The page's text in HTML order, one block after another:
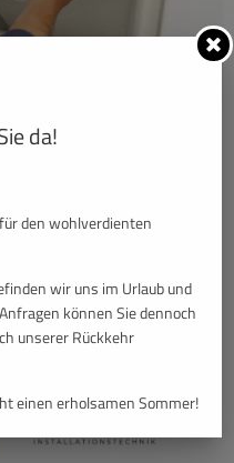
und professionelle
Jetzt Termin sichern!
da!
den wohlverdienten
wir uns im Urlaub und
können Sie dennoch
unserer Rückkehr
einen erholsamen Sommer!